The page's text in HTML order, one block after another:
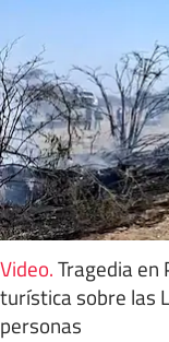
Video.Tragedia
turística sobre las
personas